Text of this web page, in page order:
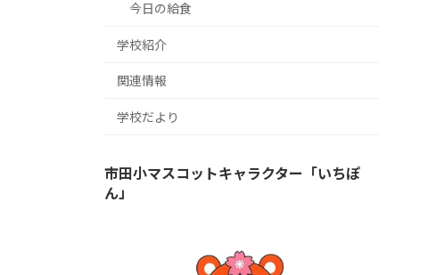
今日の給食
学校紹介
関連情報
学校だより
市田小マスコットキャラクター「いちぽ
ん」